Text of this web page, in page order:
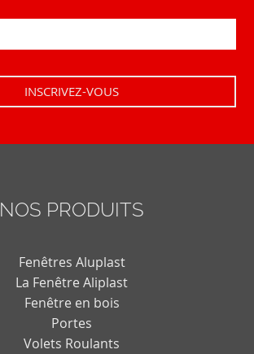
NOS PRODUITS
Fenêtres Aluplast
La Fenêtre Aliplast
Fenêtre en bois
Portes
Volets Roulants